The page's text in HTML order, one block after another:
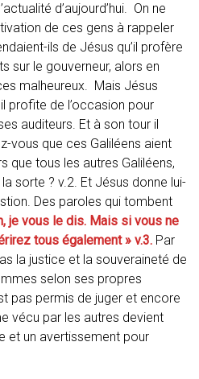
d’aujourd’hui. On ne
de ces gens à rappeler
ils de Jésus qu’il profère
sur le gouverneur, alors en
malheureux. Mais Jésus
profite de l’occasion pour
auditeurs. Et à son tour il
vous que ces Galiléens aient
que tous les autres Galiléens,
sorte ? v.2. Et Jésus donne lui-
Des paroles qui tombent
je vous le dis. Mais si vous ne
tous également » v.3. Par
la justice et la souveraineté de
selon ses propres
pas permis de juger et encore
vécu par les autres devient
et un avertissement pour